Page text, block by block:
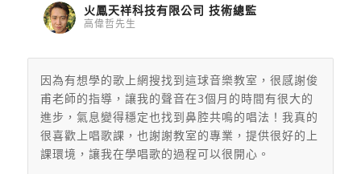
火鳳天祥科技有限公司 技術總監
高偉哲先生
因為有想學的歌上網搜找到這球音樂教室，很感謝俊
甫老師的指導，讓我的聲音在3個月的時間有很大的
進步，氣息變得穩定也找到鼻腔共鳴的唱法！我真的
很喜歡上唱歌課，也謝謝教室的專業，提供很好的上
課環境，讓我在學唱歌的過程可以很開心。